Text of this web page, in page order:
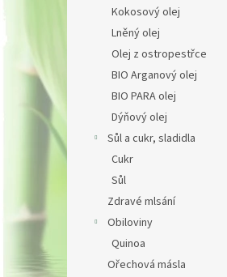
Kokosový olej
Lněný olej
Olej z ostropestřce
BIO Arganový olej
BIO PARA olej
Dýňový olej
Sůl a cukr, sladidla
Cukr
Sůl
Zdravé mlsání
Obiloviny
Quinoa
Ořechová másla